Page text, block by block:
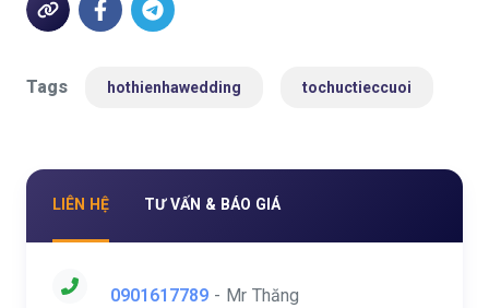
Tags hothienhawedding tochuctieccuoi
LIÊN HỆ TƯ VẤN & BÁO GIÁ
0901617789 - Mr Thăng